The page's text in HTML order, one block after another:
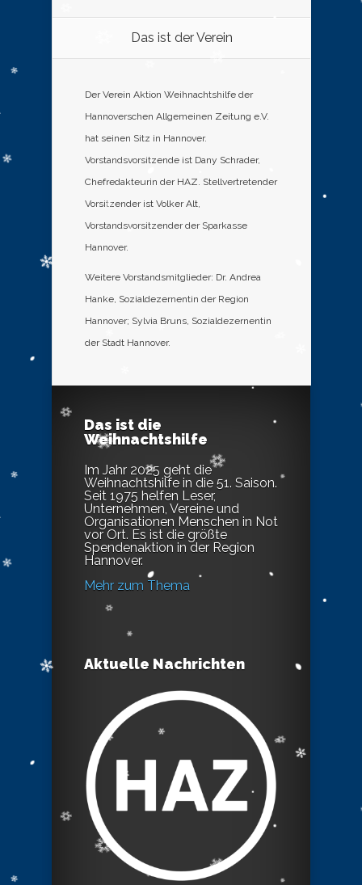
Das ist der Verein
Der Verein Aktion Weihnachtshilfe der
Hannoverschen Allgemeinen Zeitung e.V.
hat seinen Sitz in Hannover.
Vorstandsvorsitzende ist Dany Schrader,
Chefredakteurin der HAZ. Stellvertretender
Vorsitzender ist Volker Alt,
Vorstandsvorsitzender der Sparkasse
Hannover.
Weitere Vorstandsmitglieder: Dr. Andrea
Hanke, Sozialdezernentin der Region
Hannover; Sylvia Bruns, Sozialdezernentin
der Stadt Hannover.
Das ist die
Weihnachtshilfe
Im Jahr 2025 geht die
Weihnachtshilfe in die 51. Saison.
Seit 1975 helfen Leser,
Unternehmen, Vereine und
Organisationen Menschen in Not
vor Ort. Es ist die größte
Spendenaktion in der Region
Hannover.
Mehr zum Thema
Aktuelle Nachrichten